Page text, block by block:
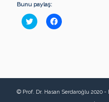
Bunu paylaş:
Click
to
Facebook'ta
paylaşmak
© Prof. Dr. Hasan Serdaroğlu 2020